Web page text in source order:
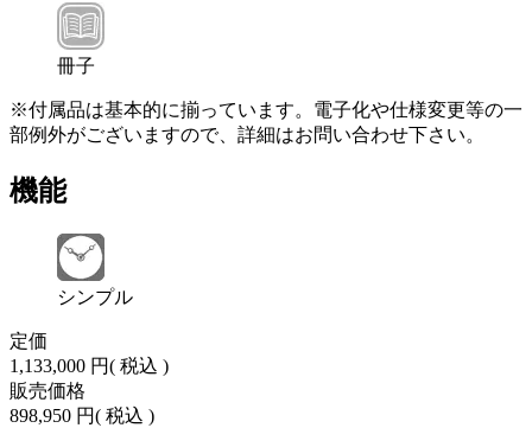
冊子
※付属品は基本的に揃っています。電子化や仕様変更等の一
部例外がございますので、詳細はお問い合わせ下さい。
機能
シンプル
定価
1,133,000 円( 税込 )
販売価格
898,950 円( 税込 )